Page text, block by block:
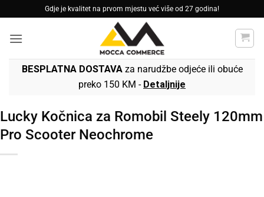
to
content
Gdje je kvalitet na prvom mjestu već više od 27 godina!
BESPLATNA DOSTAVAza narudžbe odjeće ili obuće
preko 150 KM - Detaljnije
Lucky Kočnica za Romobil Steely 120mm
Pro Scooter Neochrome